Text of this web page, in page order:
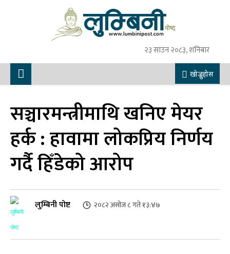
२३ साउन २०८३, शनिबार
खोज्नुहोस
सञ्चारमन्त्रीमाथि खनिए मेयर
हर्क : हावामा लोकप्रिय निर्णय
गर्दै हिँडेको आरोप
लुम्बिनी पोष्ट २०८२ असोज ८ गते १३:४७